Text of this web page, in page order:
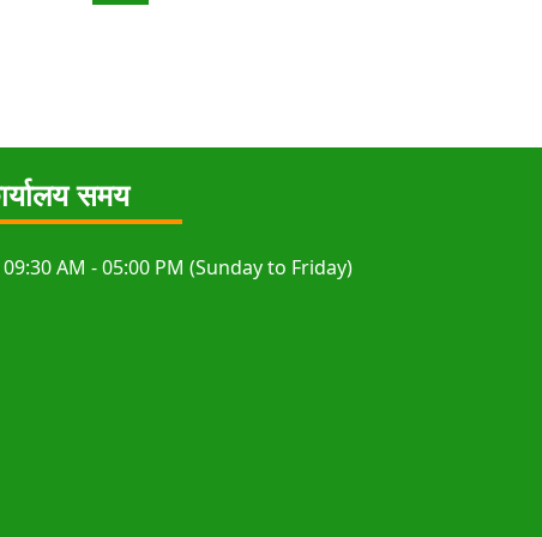
समय
09:30 AM - 05:00 PM (Sunday to Friday)